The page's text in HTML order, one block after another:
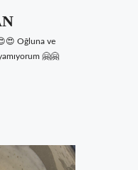
Oğluna ve
🤗🤗